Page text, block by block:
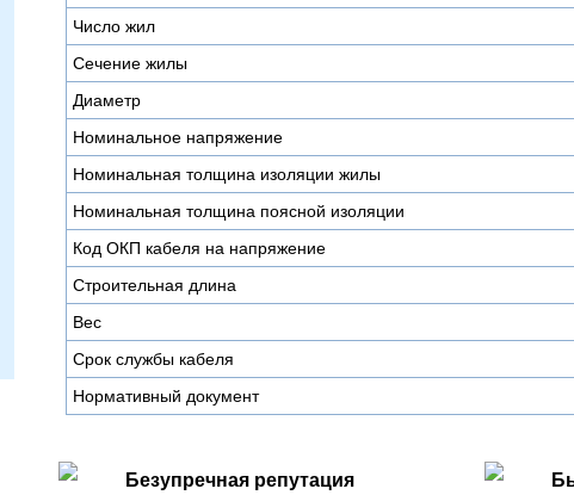
Число жил
Сечение жилы
Диаметр
Номинальное напряжение
Номинальная толщина изоляции жилы
Номинальная толщина поясной изоляции
Код ОКП кабеля на напряжение
Строительная длина
Вес
Срок службы кабеля
Нормативный документ
Безупречная репутация